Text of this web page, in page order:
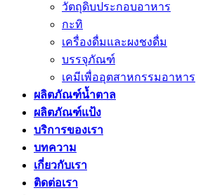
วัตถุดิบประกอบอาหาร
กะทิ
เครื่องดื่มและผงชงดื่ม
บรรจุภัณฑ์
เคมีเพื่ออุตสาหกรรมอาหาร
ผลิตภัณฑ์น้ำตาล
ผลิตภัณฑ์แป้ง
บริการของเรา
บทความ
เกี่ยวกับเรา
ติดต่อเรา